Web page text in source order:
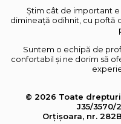
Știm cât de important e
dimineață odihnit, cu poftă
Suntem o echipă de
confortabil și ne dorim să
© 2026 Toate
J35/3570/
Orțișoara, nr.